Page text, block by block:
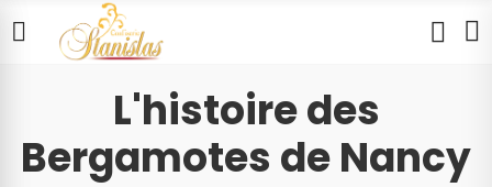
L'histoire des
Bergamotes de Nancy